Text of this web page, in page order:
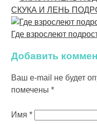
СКУКА И ЛЕНЬ
Где взрослеют
Добавить
Ваш e-mail не будет
помечены*
Имя*